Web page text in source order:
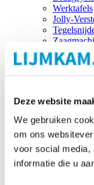
Deze website
We gebruiken
om ons
voor social media,
informatie die u
Werktafels
Jolly-
Merken